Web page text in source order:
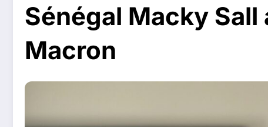
Sénégal Macky
Macron